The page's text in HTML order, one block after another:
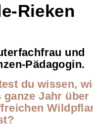
Rieken
und
Pädagogin.
du wissen,
ganze Jahr über